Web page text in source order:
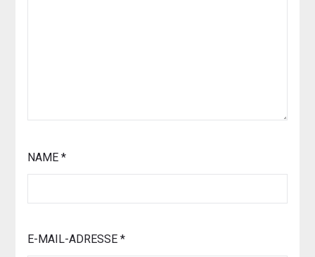
NAME *
E-MAIL-ADRESSE *